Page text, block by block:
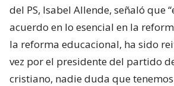
del PS, Isabel Allende, señaló que
acuerdo en lo esencial en la
la reforma educacional, ha sido
vez por el presidente del partido
cristiano, nadie duda que